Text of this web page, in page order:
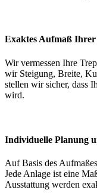
Exaktes Aufmaß
Wir vermessen Ihre
wir Steigung, Breite,
stellen wir sicher, dass
wird.
Individuelle Planung
Auf Basis des
Jede Anlage ist eine
Ausstattung werden